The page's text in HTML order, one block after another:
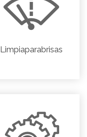
Limpiaparabrisas